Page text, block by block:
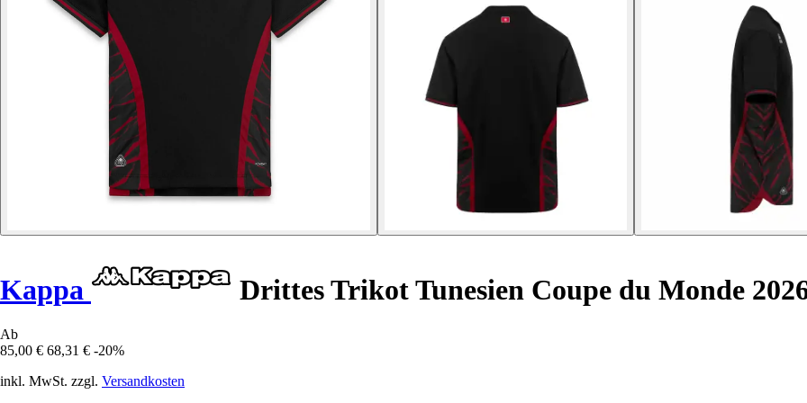
Kappa Drittes Trikot Tunesien Coupe du Monde
Ab
85,00 € 68,31 € -20%
inkl. MwSt. zzgl. Versandkosten